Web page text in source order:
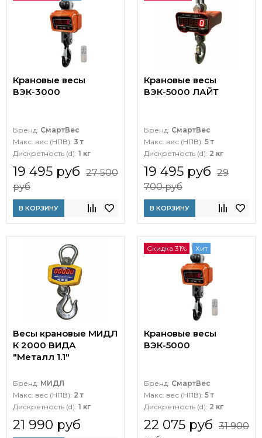
Крановые весы
ВЭК-3000
Бренд: СмартВес
Макс. вес (НПВ): 3 т
Дискретность (d): 1 кг
19 495 руб 27 500
руб
В КОРЗИНУ
Крановые весы
ВЭК-5000 ЛАЙТ
Бренд: СмартВес
Макс. вес (НПВ): 5 т
Дискретность (d): 2 кг
19 495 руб 29
700 руб
В КОРЗИНУ
Весы крановые МИДЛ
К 2000 ВИДА
"Металл 1.1"
Бренд: МИДЛ
Макс. вес (НПВ): 2 т
Дискретность (d): 1 кг
21 990 руб
Скидка 31% Хит
Крановые весы
ВЭК-5000
Бренд: СмартВес
Макс. вес (НПВ): 5 т
Дискретность (d): 2 кг
22 075 руб 31 900